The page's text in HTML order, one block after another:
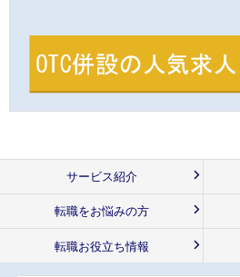
サービス紹介
転職をお悩みの方
転職お役立ち情報